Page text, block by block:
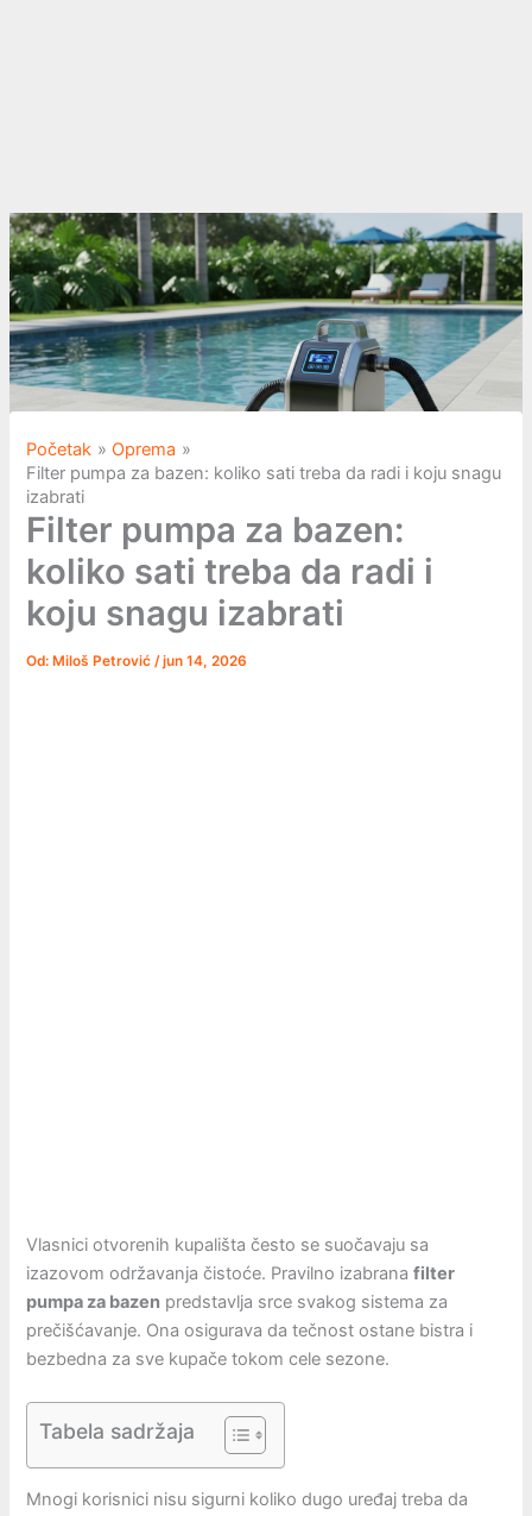
Početak
Oprema
Filter pumpa za bazen: koliko sati treba da radi i koju snagu
izabrati
Filter pumpa za bazen:
koliko sati treba da radi i
koju snagu izabrati
Od: Miloš Petrović/jun 14, 2026
Vlasnici otvorenih kupališta često se suočavaju sa
izazovom održavanja čistoće. Pravilno izabranafilter
pumpa za bazen predstavlja srce svakog sistema za
prečišćavanje. Ona osigurava da tečnost ostane bistra i
bezbedna za sve kupače tokom cele sezone.
Tabela sadržaja
Mnogi korisnici nisu sigurni koliko dugo uređaj treba da